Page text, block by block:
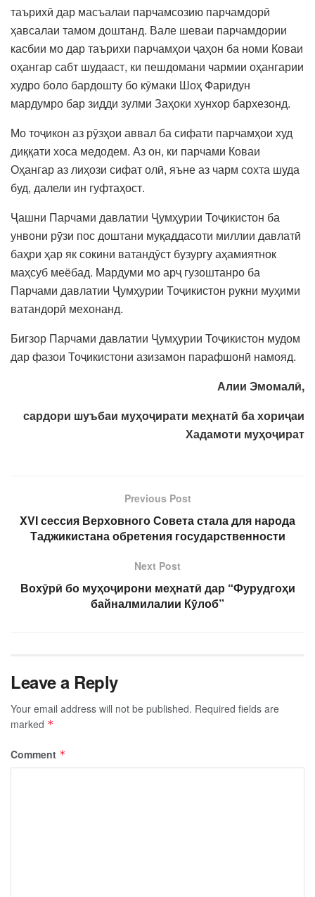
таърихӣ дар масъалаи парчамсозию парчамдорӣ
ҳавсалаи тамом доштанд. Вале шеваи парчамдории
касбии мо дар таърихи парчамҳои ҷаҳон ба номи Коваи
оҳангар сабт шудааст, ки пешдомани чармии оҳангарии
худро боло бардошту бо кӯмаки Шоҳ Фаридун
мардумро бар зидди зулми Заҳоки хунхор бархезонд.
Мо тоҷикон аз рӯзҳои аввал ба сифати парчамҳои худ
диққати хоса медодем. Аз он, ки парчами Коваи
Оҳангар аз лиҳози сифат олӣ, яъне аз чарм сохта шуда
буд, далели ин гуфтаҳост.
Ҷашни Парчами давлатии Ҷумҳурии Тоҷикистон ба
унвони рӯзи пос доштани муқаддасоти миллии давлатӣ
баҳри ҳар як сокини ватандӯст бузургу аҳамиятнок
маҳсуб меёбад. Мардуми мо арҷ гузоштанро ба
Парчами давлатии Ҷумҳурии Тоҷикистон рукни муҳими
ватандорӣ мехонанд.
Бигзор Парчами давлатии Ҷумҳурии Тоҷикистон мудом
дар фазои Тоҷикистони азизамон парафшонӣ намояд.
Алии Эмомалӣ,
сардори шуъбаи муҳоҷирати меҳнатӣ ба хориҷаи
Хадамоти муҳоҷират
Previous Post
XVI сессия Верховного Совета стала для народа
Таджикистана обретения государственности
Next Post
Вохӯрӣ бо муҳоҷирони меҳнатӣ дар “Фурудгоҳи
байналмилалии Кӯлоб”
Leave a Reply
Your email address will not be published. Required fields are
marked *
Comment *